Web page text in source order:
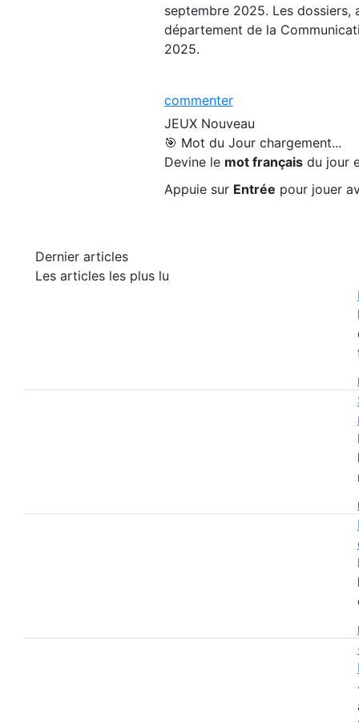
septembre 2025. Les
département de la
2025.
commenter
JEUX Nouveau
🎯 Mot du Jour chargement...
Devine le mot françaisdu jour
Appuie sur Entrée pour jouer
Dernier articles
Les articles les plus lu